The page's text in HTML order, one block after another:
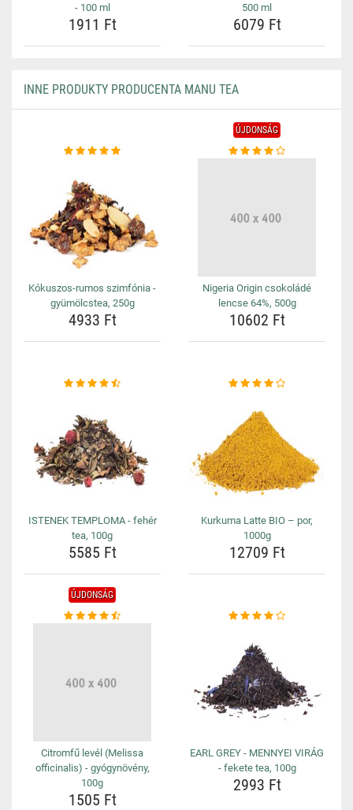
- 100 ml
1911 Ft
500 ml
6079 Ft
INNE PRODUKTY PRODUCENTA MANU TEA
Kókuszos-rumos szimfónia -
gyümölcstea, 250g
4933 Ft
ÚJDONSÁG
Nigeria Origin csokoládé
lencse 64%, 500g
10602 Ft
ISTENEK TEMPLOMA - fehér
tea, 100g
5585 Ft
Kurkuma Latte BIO – por,
1000g
12709 Ft
ÚJDONSÁG
Citromfű levél (Melissa
officinalis) - gyógynövény,
100g
1505 Ft
EARL GREY - MENNYEI VIRÁG
- fekete tea, 100g
2993 Ft